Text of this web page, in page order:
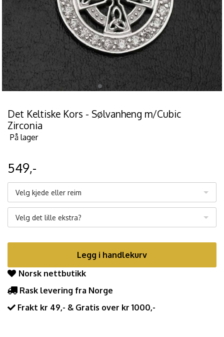
Det Keltiske Kors - Sølvanheng m/Cubic
Zirconia
På lager
549,-
Velg kjede eller reim
Velg det lille ekstra?
Legg i handlekurv
Norsk nettbutikk
Rask levering fra Norge
Frakt kr 49,- & Gratis over kr 1000,-